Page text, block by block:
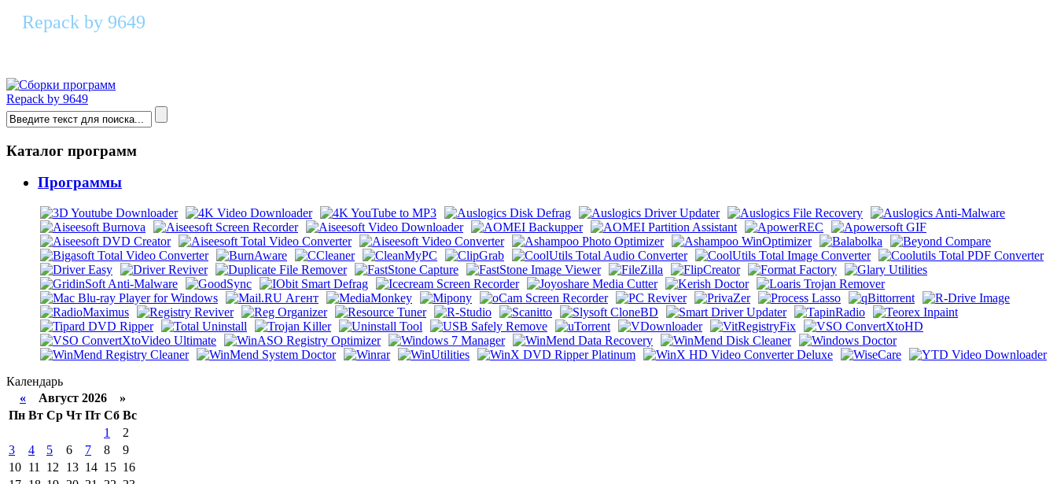
Repack by 9649
Systweak Disk Speedup 3.4.1.18261 RePack & Portable by 9649
Repack by 9649
Каталог программ
Программы
Календарь
« Август 2026 »
Пн Вт Ср Чт Пт Сб Вс
1
2
3
4 5 6 7 8
9
10 11 12 13 14 15 16